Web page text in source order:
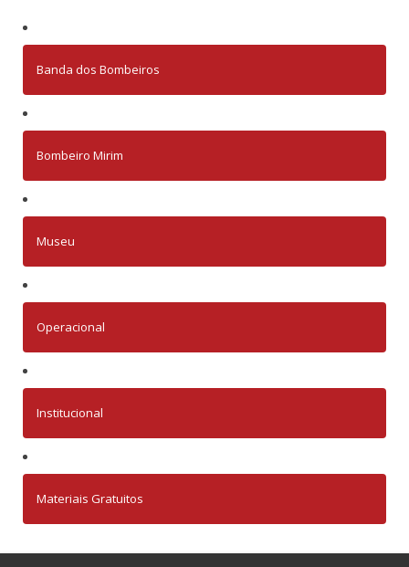
Banda dos Bombeiros
Bombeiro Mirim
Museu
Operacional
Institucional
Materiais Gratuitos